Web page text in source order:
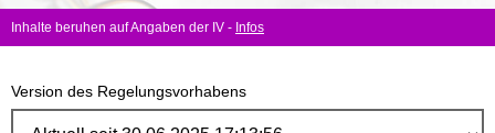
Inhalte beruhen auf Angaben der IV - Infos
Version des Regelungsvorhabens